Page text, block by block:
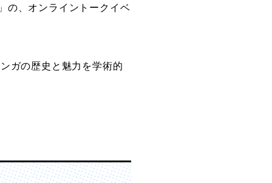
創造情報学部
の、オンライントークイベ
ガの歴史と魅力を学術的